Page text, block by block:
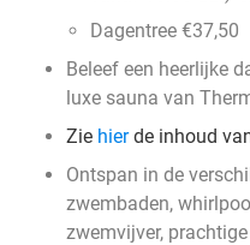
Dagentree €37,50
Beleef een heerlijke
luxe sauna van
Zie hierde inhoud
Ontspan in de
zwembaden,
zwemvijver,